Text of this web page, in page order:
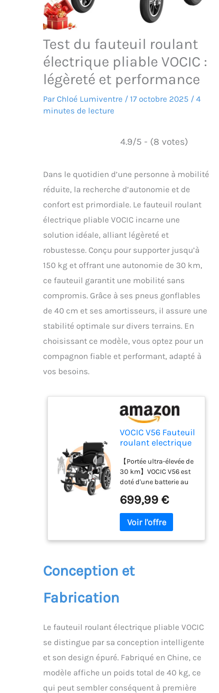
Test du fauteuil roulant
électrique pliable VOCIC :
légèreté et performance
Par Chloé Lumiventre / 17 octobre 2025 / 4
minutes de lecture
4.9/5 - (8 votes)
Dans le quotidien d’une personne à mobilité
réduite, la recherche d’autonomie et de
confort est primordiale. Le fauteuil roulant
électrique pliable VOCIC incarne une
solution idéale, alliant légèreté et
robustesse. Conçu pour supporter jusqu’à
150 kg et offrant une autonomie de 30 km,
ce fauteuil garantit une mobilité sans
compromis. Grâce à ses pneus gonflables
de 40 cm et ses amortisseurs, il assure une
stabilité optimale sur divers terrains. En
choisissant ce modèle, vous optez pour un
compagnon fiable et performant, adapté à
vos besoins.
VOCIC V56 Fauteuil
roulant electrique
150KG
【Portée ultra-élevée de
30 km】VOCIC V56 est
doté d'une batterie au
performance (24 V/20
Ah). Il s’agit du fauteuil
roulant électrique ayant
la plus longue
autonomie du marché.
longue de 30 km, vous
pouvez aller n'importe
durée de vie
vous permet d'affronter
facilement différents
que les pentes et les
barrages routiers.
699,99 €
Conception et
Fabrication
Le fauteuil roulant électrique pliable VOCIC
se distingue par sa conception intelligente
et son design épuré. Fabriqué en Chine, ce
modèle affiche un poids total de 40 kg, ce
qui peut sembler conséquent à première